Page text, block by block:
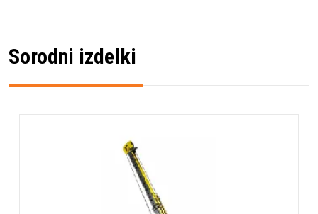
Sorodni izdelki